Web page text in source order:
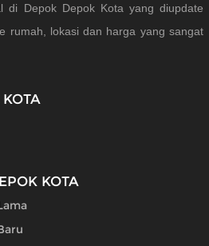
di Depok Depok Kota yang diupdate
rumah, lokasi dan harga yang sangat
KOTA